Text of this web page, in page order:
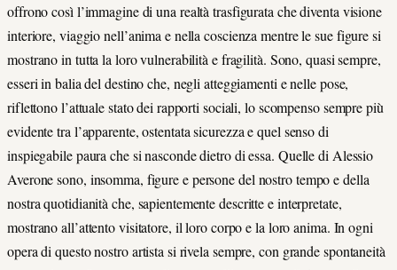
offrono così l’immagine di una realtà trasfigurata che diventa visione
interiore, viaggio nell’anima e nella coscienza mentre le sue figure si
mostrano in tutta la loro vulnerabilità e fragilità. Sono, quasi sempre,
esseri in balia del destino che, negli atteggiamenti e nelle pose,
riflettono l’attuale stato dei rapporti sociali, lo scompenso sempre più
evidente tra l’apparente, ostentata sicurezza e quel senso di
inspiegabile paura che si nasconde dietro di essa. Quelle di Alessio
Averone sono, insomma, figure e persone del nostro tempo e della
nostra quotidianità che, sapientemente descritte e interpretate,
mostrano all’attento visitatore, il loro corpo e la loro anima. In ogni
opera di questo nostro artista si rivela sempre, con grande spontaneità